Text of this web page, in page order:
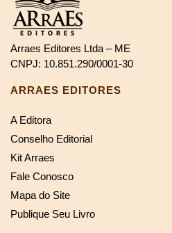
Arraes Editores Ltda – ME
CNPJ: 10.851.290/0001-30
ARRAES EDITORES
A Editora
Conselho Editorial
Kit Arraes
Fale Conosco
Mapa do Site
Publique Seu Livro